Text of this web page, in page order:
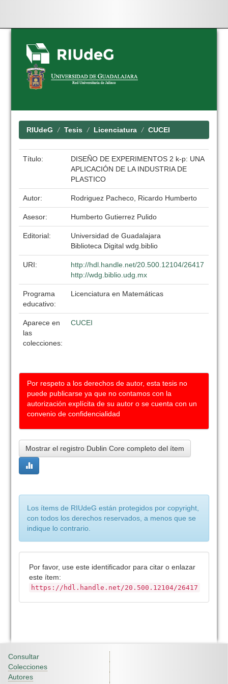
Skip
navigation
RIUdeG Tesis Licenciatura CUCEI
Título:
DISEÑO DE EXPERIMENTOS 2 k-p: UNA
APLICACIÓN DE LA INDUSTRIA DE
PLASTICO
Autor: Rodriguez Pacheco, Ricardo Humberto
Asesor: Humberto Gutierrez Pulido
Editorial:
Universidad de Guadalajara
Biblioteca Digital wdg.biblio
URI:
http://hdl.handle.net/20.500.12104/26417
http://wdg.biblio.udg.mx
Programa
educativo:
Licenciatura en Matemáticas
Aparece en
las
colecciones:
CUCEI
Por respeto a los derechos de autor, esta tesis no
puede publicarse ya que no contamos con la
autorización explícita de su autor o se cuenta con un
convenio de confidencialidad
Mostrar el registro Dublin Core completo del ítem
Los ítems de RIUdeG están protegidos por copyright,
con todos los derechos reservados, a menos que se
indique lo contrario.
Por favor, use este identificador para citar o enlazar
este ítem:
https://hdl.handle.net/20.500.12104/26417
Consultar
Colecciones
Autores